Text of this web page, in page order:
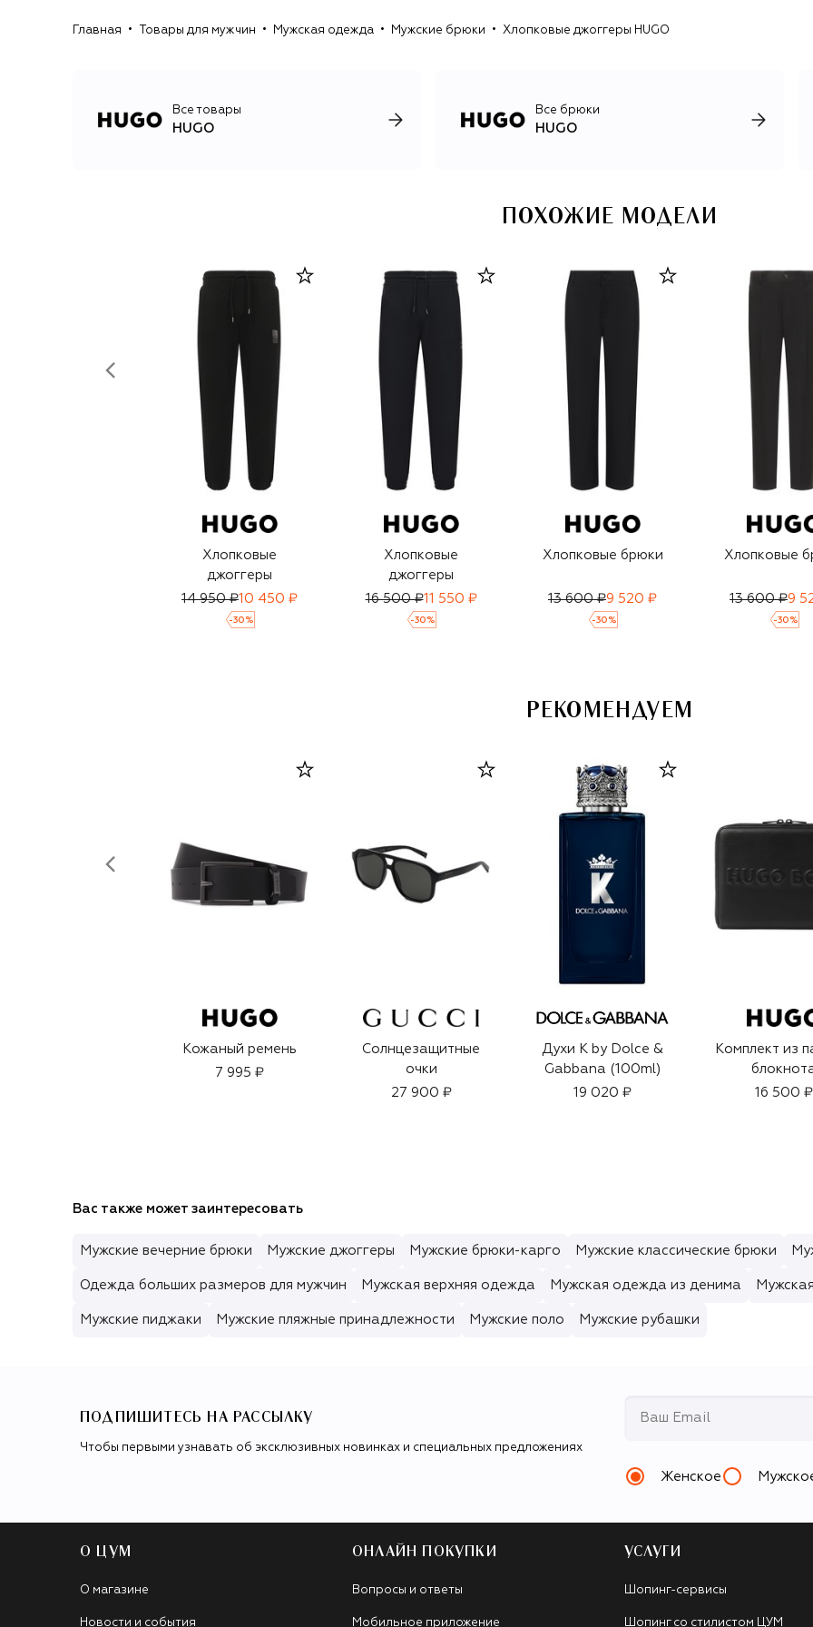
Главная Товары для мужчин Мужская одежда Мужские брюки Хлопковые джоггеры HUGO
Все товары
HUGO
Все брюки
HUGO
ПОХОЖИЕ МОДЕЛИ
Хлопковые
джоггеры
14 950 ₽10 450 ₽
-30 %
Хлопковые
джоггеры
16 500 ₽11 550 ₽
-30 %
Хлопковые брюки
13 600 ₽9 520 ₽
-30 %
Хлопковые
13 600 ₽9
-30 %
РЕКОМЕНДУЕМ
Кожаный ремень
7 995 ₽
Солнцезащитные
очки
27 900 ₽
Духи K by Dolce &
Gabbana (100ml)
19 020 ₽
Комплект из
16 500 ₽
Вас также может заинтересовать
Мужские вечерние брюки Мужские джоггеры Мужские брюки-карго Мужские классические брюки
Одежда больших размеров для мужчин Мужская верхняя одежда Мужская одежда из денима
Мужские пиджаки Мужские пляжные принадлежности Мужские поло Мужские рубашки
ПОДПИШИТЕСЬ НА РАССЫЛКУ
Чтобы первыми узнавать об эксклюзивных новинках и специальных предложениях
Женское
О ЦУМ
О магазине
Новости и события
ОНЛАЙН ПОКУПКИ
Вопросы и ответы
Мобильное приложение
УСЛУГИ
Шопинг-сервисы
Шопинг со стилистом ЦУМ